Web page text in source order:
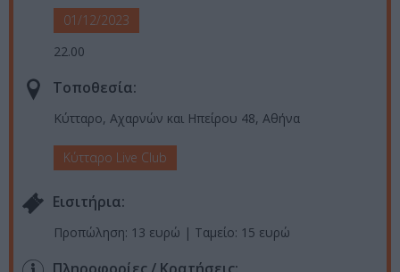
01/12/2023
22.00
Τοποθεσία:
Κύτταρο, Αχαρνών και Ηπείρου 48, Αθήνα
Κύτταρο Live Club
Eισιτήρια:
Προπώληση: 13 ευρώ | Ταμείο: 15 ευρώ